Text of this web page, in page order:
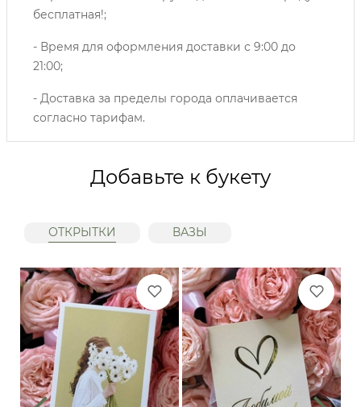
бесплатная!;
- Время для оформления доставки с 9:00 до
21:00;
- Доставка за пределы города оплачивается
согласно тарифам.
Добавьте к букету
ОТКРЫТКИ ВАЗЫ